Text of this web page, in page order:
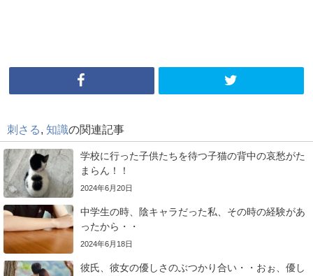
刺さる 知識の関連記事
学校に行った子供たちを待つ子猫の背中の哀愁がた
まらん！！
2024年6月20日
中学生の時、陰キャラだった私、その時の経験があ
ったから・・
2024年6月18日
彼氏、彼女の優しさのぶつかり合い・・おぉ、優し